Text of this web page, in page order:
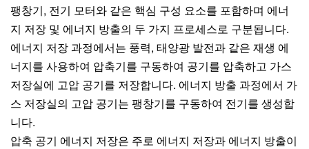
팽창기, 전기 모터와 같은 핵심 구성 요소를 포함하며 에너
지 저장 및 에너지 방출의 두 가지 프로세스로 구분됩니다.
에너지 저장 과정에서는 풍력, 태양광 발전과 같은 재생 에
너지를 사용하여 압축기를 구동하여 공기를 압축하고 가스
저장실에 고압 공기를 저장합니다. 에너지 방출 과정에서 가
스 저장실의 고압 공기는 팽창기를 구동하여 전기를 생성합
니다.
압축 공기 에너지 저장은 주로 에너지 저장과 에너지 방출이